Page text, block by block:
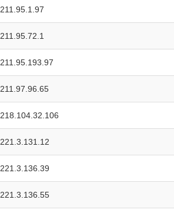
211.95.1.97
211.95.72.1
211.95.193.97
211.97.96.65
218.104.32.106
221.3.131.12
221.3.136.39
221.3.136.55